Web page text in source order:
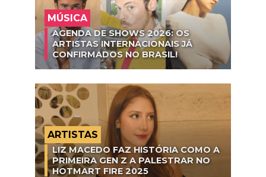
MÚSICA
AGENDA DE SHOWS 2026: OS
ARTISTAS INTERNACIONAIS JÁ
CONFIRMADOS NO BRASIL!
ARTISTAS
LIZ MACEDO FAZ HISTÓRIA COMO A
PRIMEIRA GEN Z A PALESTRAR NO
HOTMART FIRE 2025